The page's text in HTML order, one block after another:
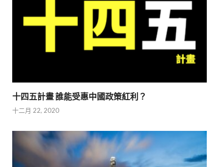
十四五計畫 誰能受惠中國政策紅利？
十二月 22, 2020